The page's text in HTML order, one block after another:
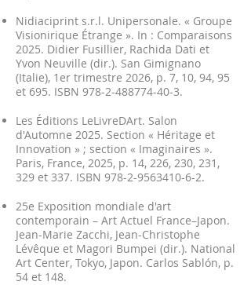
Nidiaciprint s.r.l. Unipersonale. « Groupe
Visionirique Étrange ». In : Comparaisons
2025. Didier Fusillier, Rachida Dati et
Yvon Neuville (dir.). San Gimignano
(Italie), 1er trimestre 2026, p. 7, 10, 94, 95
et 695. ISBN 978-2-488774-40-3.
Les Éditions LeLivreDArt. Salon
d'Automne 2025. Section « Héritage et
Innovation » ; section « Imaginaires ».
Paris, France, 2025, p. 14, 226, 230, 231,
329 et 337. ISBN 978-2-9563410-6-2.
25e Exposition mondiale d'art
contemporain – Art Actuel France–Japon.
Jean-Marie Zacchi, Jean-Christophe
Lévêque et Magori Bumpei (dir.). National
Art Center, Tokyo, Japon. Carlos Sablón, p.
54 et 148.